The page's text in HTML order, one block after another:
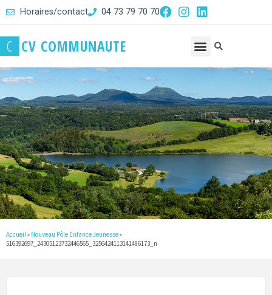
Horaires/contact 04 73 79 70 70
C CV COMMUNAUTE
Accueil » Nouveau Pôle Enfance Jeunesse»
516392697_24305123732446565_3256424113141486173_n